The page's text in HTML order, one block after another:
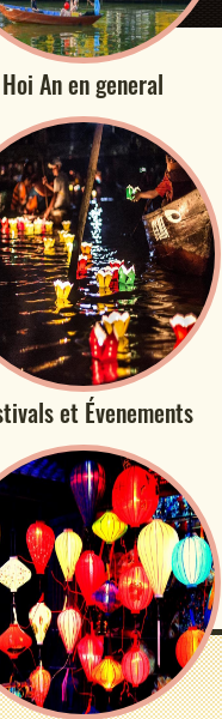
Hoi An en general
et Évenements